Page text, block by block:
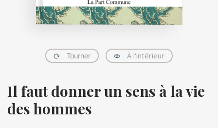
Tourner À l'intérieur
Il faut donner un sens à la vie
des hommes